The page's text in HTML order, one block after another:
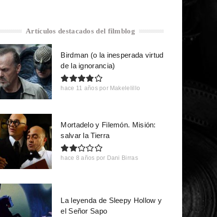
Artículos destacados del filmblog
Birdman (o la inesperada virtud
de la ignorancia)
hace 11 años por Makelelillo
Mortadelo y Filemón. Misión:
salvar la Tierra
hace 8 años por Dani Birras
La leyenda de Sleepy Hollow y
el Señor Sapo